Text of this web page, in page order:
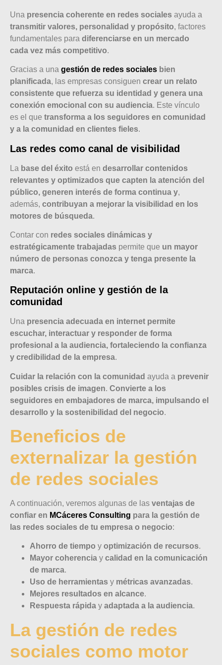
Una presencia coherente en redes sociales ayuda a
transmitir valores, personalidad y propósito, factores
fundamentales para diferenciarse en un mercado
cada vez más competitivo.
Gracias a una gestión de redes sociales bien
planificada, las empresas consiguen crear un relato
consistente que refuerza su identidad y genera una
conexión emocional con su audiencia. Este vínculo
es el que transforma a los seguidores en comunidad
y a la comunidad en clientes fieles.
Las redes como canal de visibilidad
La base del éxito está en desarrollar contenidos
relevantes y optimizados que capten la atención del
público, generen interés de forma continua y,
además, contribuyan a mejorar la visibilidad en los
motores de búsqueda.
Contar con redes sociales dinámicas y
estratégicamente trabajadas permite que un mayor
número de personas conozca y tenga presente la
marca.
Reputación online y gestión de la
comunidad
Una presencia adecuada en internet permite
escuchar, interactuar y responder de forma
profesional a la audiencia, fortaleciendo la confianza
y credibilidad de la empresa.
Cuidar la relación con la comunidad ayuda a prevenir
posibles crisis de imagen. Convierte a los
seguidores en embajadores de marca, impulsando el
desarrollo y la sostenibilidad del negocio.
Beneficios de
externalizar la gestión
de redes sociales
A continuación, veremos algunas de las ventajas de
confiar en MCáceres Consulting para la gestión de
las redes sociales de tu empresa o negocio:
Ahorro de tiempo y optimización de recursos.
Mayor coherencia y calidad en la comunicación
de marca.
Uso de herramientas y métricas avanzadas.
Mejores resultados en alcance.
Respuesta rápida y adaptada a la audiencia.
La gestión de redes
sociales como motor